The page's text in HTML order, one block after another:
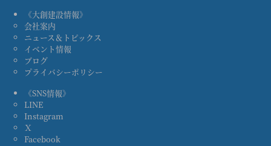
《大創建設情報》
会社案内
ニュース＆トピックス
イベント情報
ブログ
プライバシーポリシー
《SNS情報》
LINE
Instagram
Ｘ
Facebook